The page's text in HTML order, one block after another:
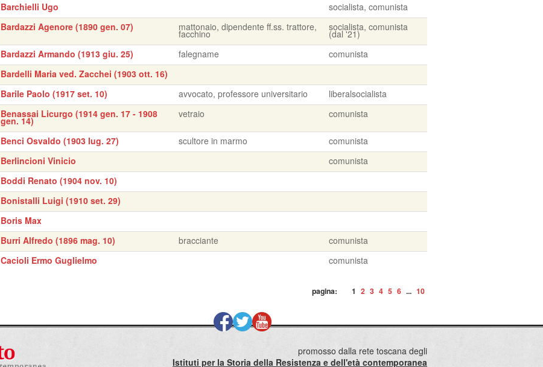
Barchielli Ugo
socialista, comunista
Bardazzi Agenore (1890 gen. 07)
mattonaio, dipendente ff.ss. trattore,
facchino
socialista, comunista
(dal '21)
Bardazzi Armando (1913 giu. 25)
falegname
comunista
Bardelli Maria ved. Zacchei (1903 ott. 16)
Barile Paolo (1917 set. 10)
avvocato, professore universitario
liberalsocialista
Benassai Licurgo (1914 gen. 17 - 1908
gen. 14)
vetraio comunista
Benci Osvaldo (1903 lug. 27) scultore in marmo
comunista
Berlincioni Vinicio
comunista
Boddi Renato (1904 nov. 10)
Bonistalli Luigi (1910 set. 29)
Boris Max
Burri Alfredo (1896 mag. 10)
bracciante
comunista
Cacioli Ermo Guglielmo
comunista
pagina: 1 2 3 4 5 6 ... 10
promosso dalla rete toscana degli
Istituti per la Storia della Resistenza e dell'età contemporanea